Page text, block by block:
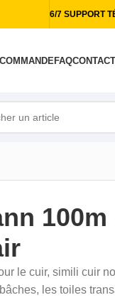
6/7 SUPPORT
FAQCONTACT
le cuir, simili cuir
les toiles